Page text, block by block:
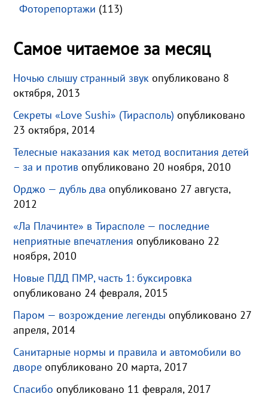
Фоторепортажи (113)
Самое читаемое за месяц
Ночью слышу странный звук опубликовано 8
октября, 2013
Секреты «Love Sushi» (Тирасполь) опубликовано
23 октября, 2014
Телесные наказания как метод воспитания детей
– за и против опубликовано 20 ноября, 2010
Орджо — дубль два опубликовано 27 августа,
2012
«Ла Плачинте» в Тирасполе — последние
неприятные впечатления опубликовано 22
ноября, 2010
Новые ПДД ПМР, часть 1: буксировка
опубликовано 24 февраля, 2015
Паром — возрождение легенды опубликовано 27
апреля, 2014
Санитарные нормы и правила и автомобили во
дворе опубликовано 20 марта, 2017
Спасибо опубликовано 11 февраля, 2017